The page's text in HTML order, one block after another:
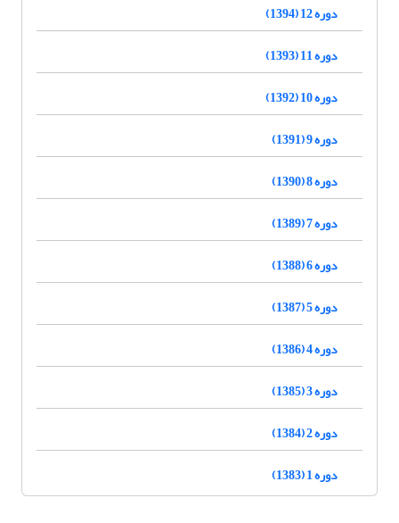
دوره 12 (1394)
دوره 11 (1393)
دوره 10 (1392)
دوره 9 (1391)
دوره 8 (1390)
دوره 7 (1389)
دوره 6 (1388)
دوره 5 (1387)
دوره 4 (1386)
دوره 3 (1385)
دوره 2 (1384)
دوره 1 (1383)